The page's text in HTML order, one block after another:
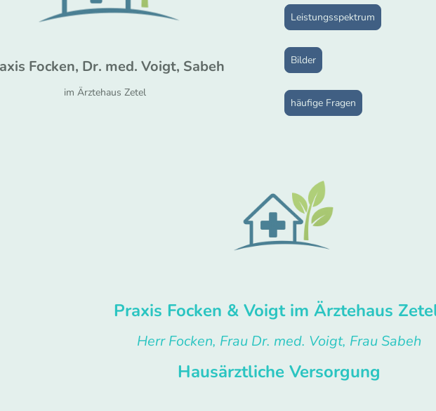
Focken, Dr. med. Voigt, Sabeh
im Ärztehaus Zetel
Leistungsspektrum
Bilder
häufige Fragen
Praxis Focken & Voigt im Ärztehaus
Herr Focken, Frau Dr. med. Voigt, Frau Sabeh
Hausärztliche Versorgung